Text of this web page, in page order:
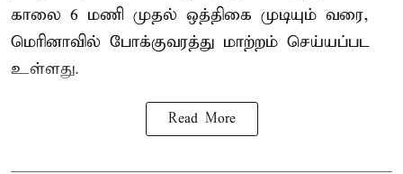
காலை 6 மணி முதல் ஒத்திகை முடியும் வரை,
மெரினாவில் போக்குவரத்து மாற்றம் செய்யப்பட
உள்ளது.
Read More